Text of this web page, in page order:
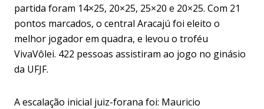
partida foram 14×25, 20×25, 25×20 e 20×25. Com 21
pontos marcados, o central Aracajú foi eleito o
melhor jogador em quadra, e levou o troféu
VivaVôlei. 422 pessoas assistiram ao jogo no ginásio
da UFJF.
A escalação inicial juiz-forana foi: Mauricio